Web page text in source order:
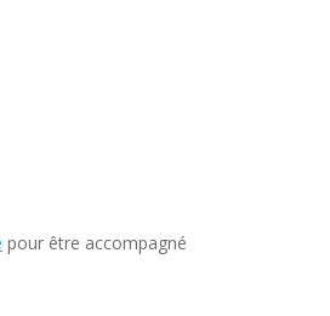
pour être accompagné